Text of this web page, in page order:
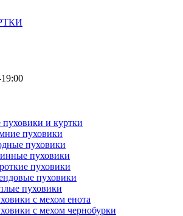
и куртки
пуховики
пуховики
пуховики
пуховики
пуховики
пуховики
с мехом енота
с мехом чернобурки